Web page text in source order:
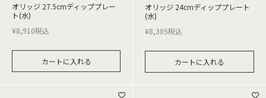
オリッジ 27.5cmディッププレー
ト(水)
¥8,910税込
カートに入れる
オリッジ 24cmディッププレート
(水)
¥8,305税込
カートに入れる